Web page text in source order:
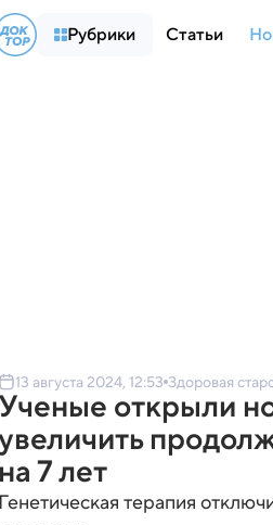
Рубрики Статьи
13 августа 2024, 12:53 Здоровая
открыли
на 7 лет
Генетическая терапия